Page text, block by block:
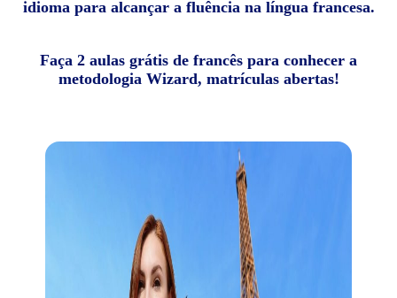
idioma para alcançar a fluência na língua francesa.
Faça 2 aulas grátis de francês para conhecer a
metodologia Wizard, matrículas abertas!